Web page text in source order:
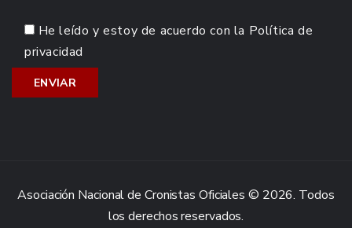
He leído y estoy de acuerdo con la Política de
privacidad
Asociación Nacional de Cronistas Oficiales © 2026. Todos
los derechos reservados.